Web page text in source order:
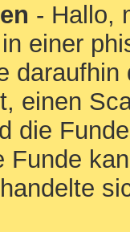
- Hallo,
einer
daraufhin
einen
die
Funde